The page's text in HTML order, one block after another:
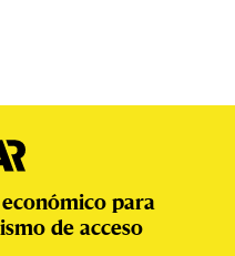
para
de acceso